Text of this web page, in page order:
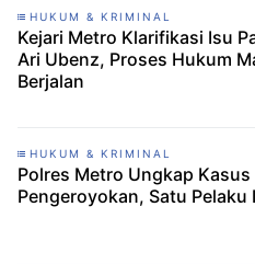
HUKUM & KRIMINAL
Kejari Metro Klarifikasi Isu
Ari Ubenz, Proses Hukum
Berjalan
HUKUM & KRIMINAL
Polres Metro Ungkap Kasus
Pengeroyokan, Satu Pelaku